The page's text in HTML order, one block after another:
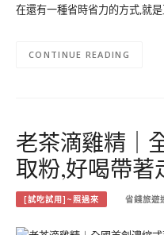
在還有一種省時省力的方式,就
CONTINUE READING
老茶滴雞精｜
取粉,好喝帶著
[試吃試用]~照過來 省錢旅遊